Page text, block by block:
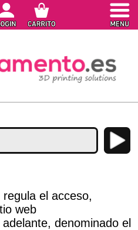
el acceso,
web
adelante, denominado el